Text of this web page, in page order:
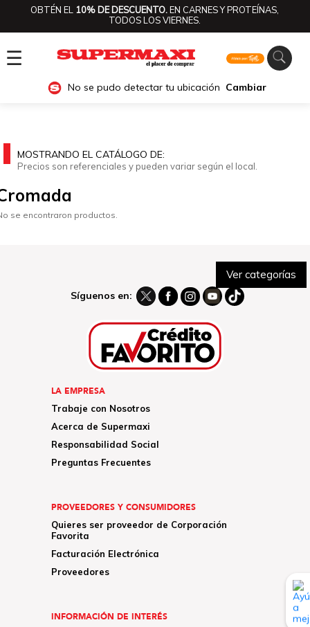
OBTÉN EL 10% DE DESCUENTO.EN CARNES Y PROTEÍNAS,
TODOS LOS VIERNES.
☰
No se pudo detectar tu ubicación Cambiar
Ver categorías
MOSTRANDO EL CATÁLOGO DE:
Precios son referenciales y pueden variar según el local.
se encontraron productos.
Síguenos en:
LA EMPRESA
Trabaje con Nosotros
Acerca de Supermaxi
Responsabilidad Social
Preguntas Frecuentes
PROVEEDORES Y CONSUMIDORES
Quieres ser proveedor de Corporación
Favorita
Facturación Electrónica
Proveedores
INFORMACIÓN DE INTERÉS